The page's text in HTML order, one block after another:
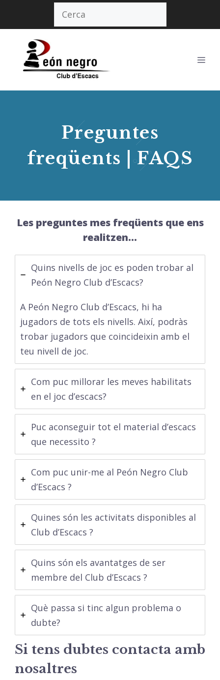
contingut
Preguntes
freqüents | FAQS
Les preguntes mes freqüents que ens
realitzen…
Quins nivells de joc es poden trobar al
Peón Negro Club d’Escacs?
A Peón Negro Club d’Escacs, hi ha
jugadors de tots els nivells. Així, podràs
trobar jugadors que coincideixin amb el
teu nivell de joc.
Com puc millorar les meves habilitats
en el joc d’escacs?
Puc aconseguir tot el material d’escacs
que necessito ?
Com puc unir-me al Peón Negro Club
d’Escacs ?
Quines són les activitats disponibles al
Club d’Escacs ?
Quins són els avantatges de ser
membre del Club d’Escacs ?
Què passa si tinc algun problema o
dubte?
Si tens dubtes contacta amb
nosaltres